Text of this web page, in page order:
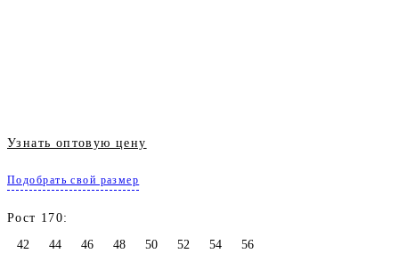
Узнать оптовую цену
Подобрать свой размер
Рост 170:
42
44 46 48 50 52 54 56